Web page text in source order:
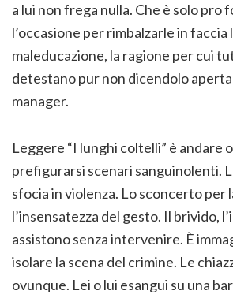
a lui non frega nulla. Che è solo pro
l’occasione per rimbalzarle in faccia
maleducazione, la ragione per cui
detestano pur non dicendolo
manager.
Leggere “I lunghi coltelli” è andare
prefigurarsi scenari sanguinolenti.
sfocia in violenza. Lo sconcerto per
l’insensatezza del gesto. Il brivido,
assistono senza intervenire. È
isolare la scena del crimine. Le
ovunque. Lei o lui esangui su una